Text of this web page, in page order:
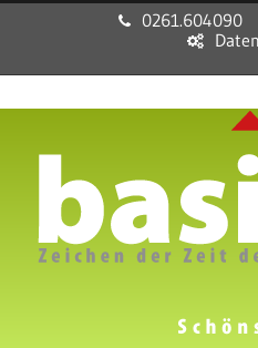
0261.604090